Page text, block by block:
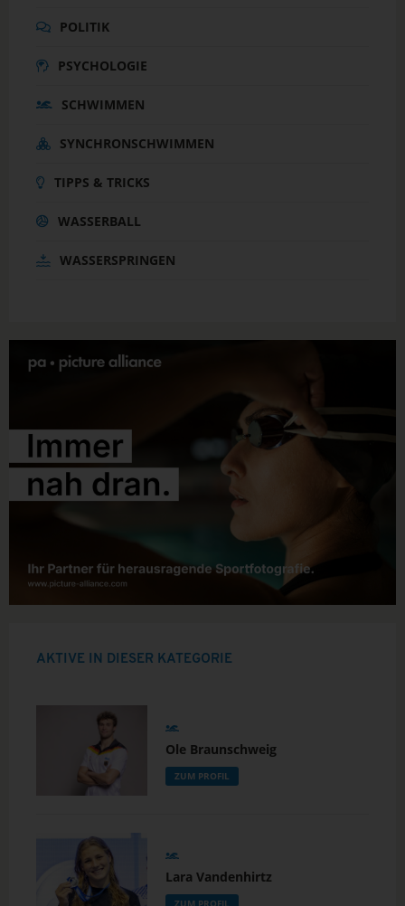
POLITIK
PSYCHOLOGIE
SCHWIMMEN
SYNCHRONSCHWIMMEN
TIPPS & TRICKS
WASSERBALL
WASSERSPRINGEN
AKTIVE IN DIESER KATEGORIE
Ole Braunschweig
ZUM PROFIL
Lara Vandenhirtz